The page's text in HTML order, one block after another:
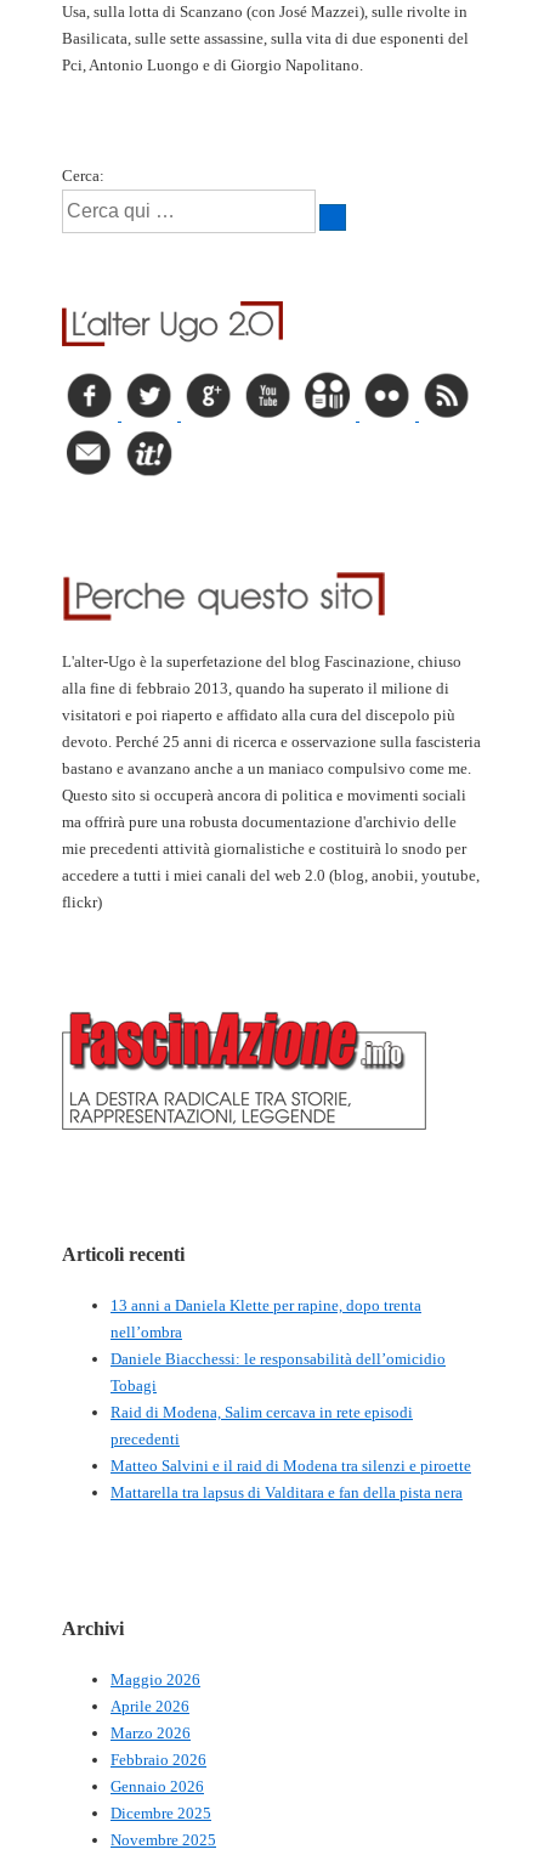
Usa, sulla lotta di Scanzano (con José Mazzei), sulle rivolte in
Basilicata, sulle sette assassine, sulla vita di due esponenti del
Pci, Antonio Luongo e di Giorgio Napolitano.
Cerca:
L'alter-Ugo è la superfetazione del blog Fascinazione, chiuso
alla fine di febbraio 2013, quando ha superato il milione di
visitatori e poi riaperto e affidato alla cura del discepolo più
devoto. Perché 25 anni di ricerca e osservazione sulla fascisteria
bastano e avanzano anche a un maniaco compulsivo come me.
Questo sito si occuperà ancora di politica e movimenti sociali
ma offrirà pure una robusta documentazione d'archivio delle
mie precedenti attività giornalistiche e costituirà lo snodo per
accedere a tutti i miei canali del web 2.0 (blog, anobii, youtube,
flickr)
Articoli recenti
13 anni a Daniela Klette per rapine, dopo trenta
nell’ombra
Daniele Biacchessi: le responsabilità dell’omicidio
Tobagi
Raid di Modena, Salim cercava in rete episodi
precedenti
Matteo Salvini e il raid di Modena tra silenzi e piroette
Mattarella tra lapsus di Valditara e fan della pista nera
Archivi
Maggio 2026
Aprile 2026
Marzo 2026
Febbraio 2026
Gennaio 2026
Dicembre 2025
Novembre 2025